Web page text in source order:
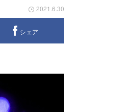
2021.6.30
シェア